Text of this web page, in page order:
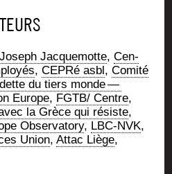
Jac­que­motte,Cen­
,CEPRé asbl,Comi­té
du tiers monde —
Europe, FGTB/ Centre,
la Grèce qui résiste,
Obser­va­to­ry, LBC-NVK,
Union,Attac Liège,